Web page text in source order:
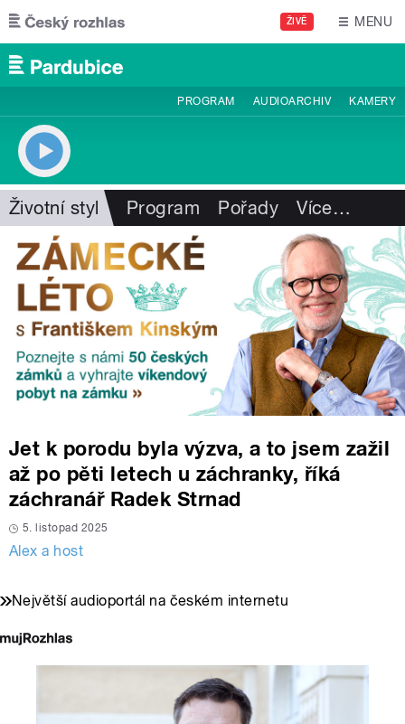
Přejít k hlavnímu obsahu
ŽIVĚ MENU
PROGRAM AUDIOARCHIV KAMERY
Životní styl Program Pořady Více…
Jet k porodu byla výzva, a to jsem zažil
až po pěti letech u záchranky, říká
záchranář Radek Strnad
5. listopad 2025
Alex a host
Největší audioportál na českém internetu